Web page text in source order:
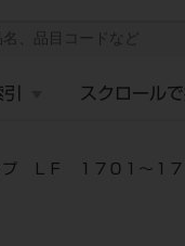
スクロールで
プ ＬＦ １７０１～１